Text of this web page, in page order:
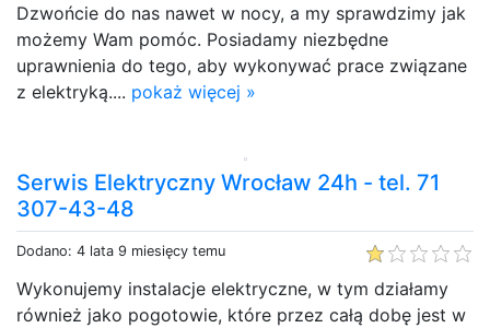
Dzwońcie do nas nawet w nocy, a my sprawdzimy jak
możemy Wam pomóc. Posiadamy niezbędne
uprawnienia do tego, aby wykonywać prace związane
z elektryką.... pokaż więcej »
Serwis Elektryczny Wrocław 24h - tel. 71
307-43-48
Dodano: 4 lata 9 miesięcy temu
Wykonujemy instalacje elektryczne, w tym działamy
również jako pogotowie, które przez całą dobę jest w